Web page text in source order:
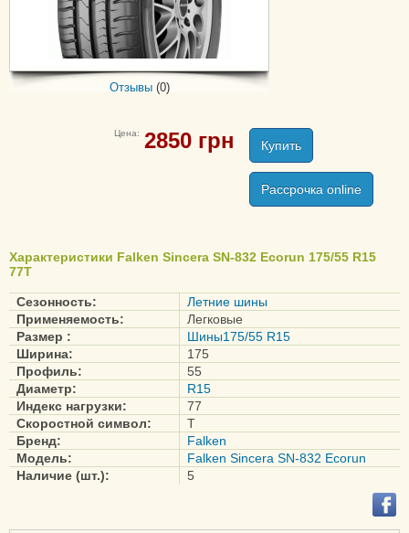
Wildpeak A/T AT01
Отзывы (0)
Цена: 2850 грн Купить
Рассрочка online
Характеристики Falken Sincera SN-832 Ecorun 175/55 R15
77T
Сезонность:
Летние шины
Применяемость:
Легковые
Размер :
Шины175/55 R15
Ширина:
175
Профиль:
55
Диаметр:
R15
Индекс нагрузки:
77
Скоростной символ:
T
Бренд:
Falken
Модель:
Falken Sincera SN-832 Ecorun
Наличие (шт.):
5